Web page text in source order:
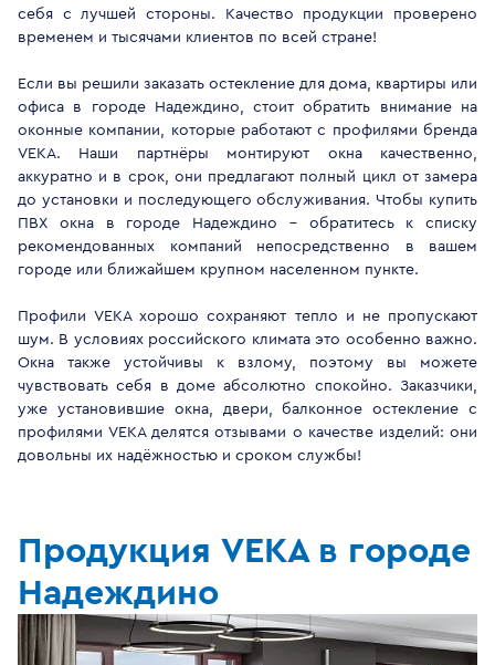
себя с лучшей стороны. Качество продукции проверено
временем и тысячами клиентов по всей стране!
Если вы решили заказать остекление для дома, квартиры или
офиса в городе Надеждино, стоит обратить внимание на
оконные компании, которые работают с профилями бренда
VEKA. Наши партнёры монтируют окна качественно,
аккуратно и в срок, они предлагают полный цикл от замера
до установки и последующего обслуживания. Чтобы купить
ПВХ окна в городе Надеждино - обратитесь к списку
рекомендованных компаний непосредственно в вашем
городе или ближайшем крупном населенном пункте.
Профили VEKA хорошо сохраняют тепло и не пропускают
шум. В условиях российского климата это особенно важно.
Окна также устойчивы к взлому, поэтому вы можете
чувствовать себя в доме абсолютно спокойно. Заказчики,
уже установившие окна, двери, балконное остекление с
профилями VEKA делятся отзывами о качестве изделий: они
довольны их надёжностью и сроком службы!
Продукция VEKA в городе
Надеждино